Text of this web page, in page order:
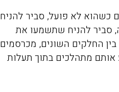
כשהוא לא פועל, סביר להניח
סביר להניח שתשמעו את
החלקים השונים, מכרסמים
מתהלכים בתוך תעלות